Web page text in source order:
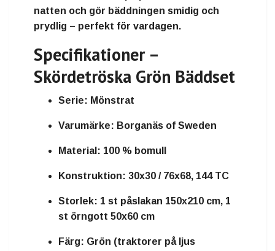
natten och gör bäddningen smidig och
prydlig – perfekt för vardagen.
Specifikationer –
Skördetröska Grön Bäddset
Serie: Mönstrat
Varumärke: Borganäs of Sweden
Material: 100 % bomull
Konstruktion: 30x30 / 76x68, 144 TC
Storlek: 1 st påslakan 150x210 cm, 1
st örngott 50x60 cm
Färg: Grön (traktorer på ljus